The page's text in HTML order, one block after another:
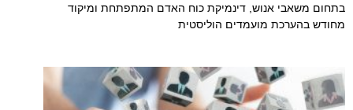
בתחום משאבי אנוש, דינמיקת כוח האדם המתפתחת ומיקוד
מחודש בהערכת מועמדים הוליסטית